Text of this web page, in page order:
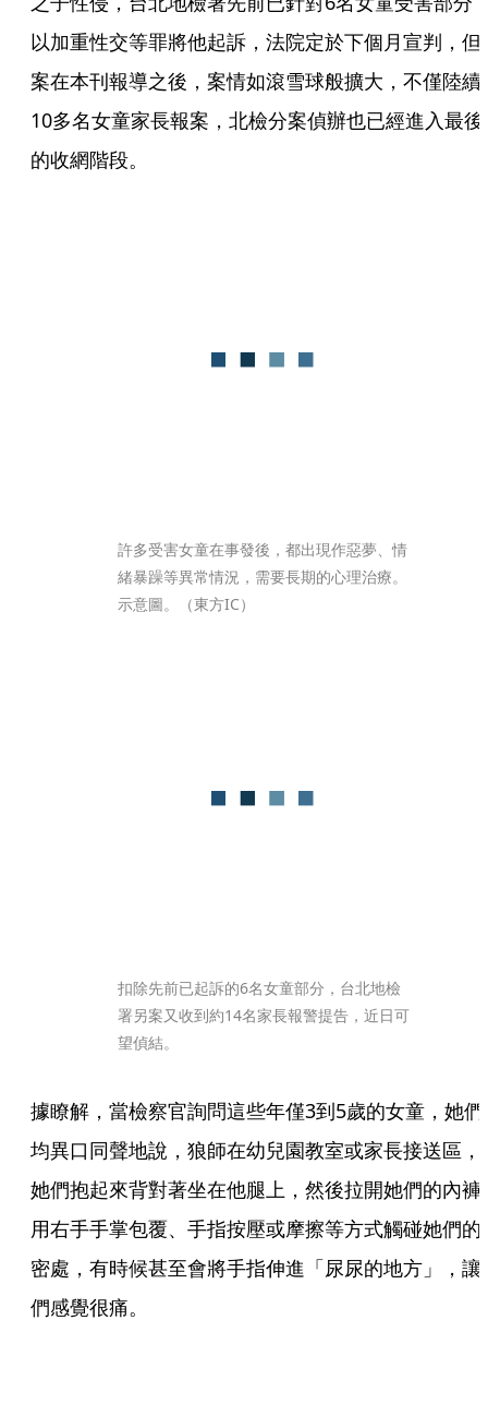
以加重性交等罪將他起訴，法院定於下個月宣判，但
案在本刊報導之後，案情如滾雪球般擴大，不僅陸續
10多名女童家長報案，北檢分案偵辦也已經進入最後
的收網階段。
許多受害女童在事發後，都出現作惡夢、情
緒暴躁等異常情況，需要長期的心理治療。
示意圖。（東方IC）
扣除先前已起訴的6名女童部分，台北地檢
署另案又收到約14名家長報警提告，近日可
望偵結。
據瞭解，當檢察官詢問這些年僅3到5歲的女童，她們
均異口同聲地說，狼師在幼兒園教室或家長接送區，
她們抱起來背對著坐在他腿上，然後拉開她們的內褲
用右手手掌包覆、手指按壓或摩擦等方式觸碰她們的
密處，有時候甚至會將手指伸進「尿尿的地方」，讓
們感覺很痛。